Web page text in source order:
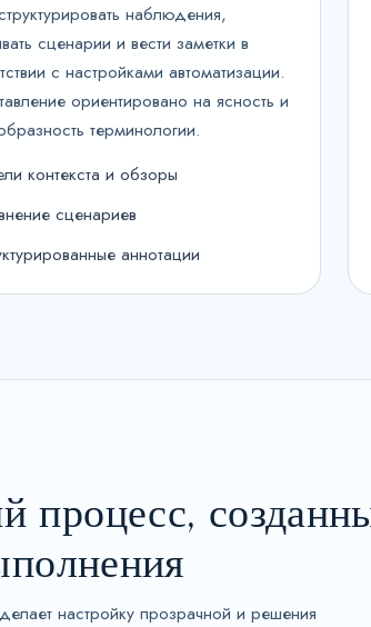
наблюдения,
сценарии и вести заметки в
с настройками автоматизации.
ориентировано на ясность и
терминологии.
контекста и обзоры
сценариев
аннотации
процесс,
настройку прозрачной и решения